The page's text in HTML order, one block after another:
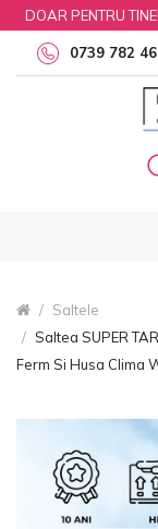
DOAR PENTRU TINE!
0739 782
Saltele
Saltea SUPER
Ferm Si Husa Clima